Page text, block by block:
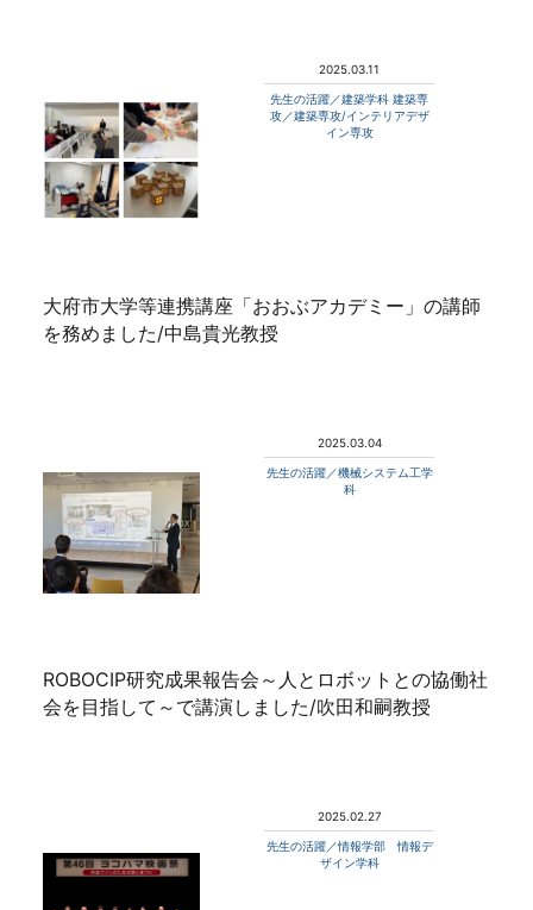
2025.03.11
先生の活躍／建築学科 建築専
攻／建築専攻/インテリアデザ
イン専攻
大府市大学等連携講座「おおぶアカデミー」の講師
を務めました/中島貴光教授
2025.03.04
先生の活躍／機械システム工学
科
ROBOCIP研究成果報告会～人とロボットとの協働社
会を目指して～で講演しました/吹田和嗣教授
2025.02.27
先生の活躍／情報学部 情報デ
ザイン学科